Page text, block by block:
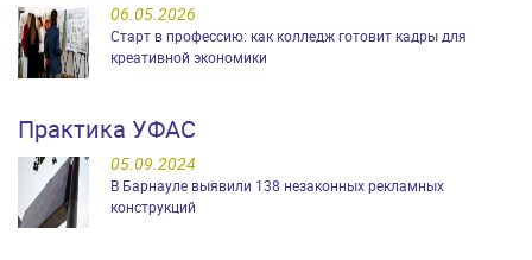
06.05.2026
Старт в профессию: как колледж готовит кадры для
креативной экономики
Практика УФАС
05.09.2024
В Барнауле выявили 138 незаконных рекламных
конструкций